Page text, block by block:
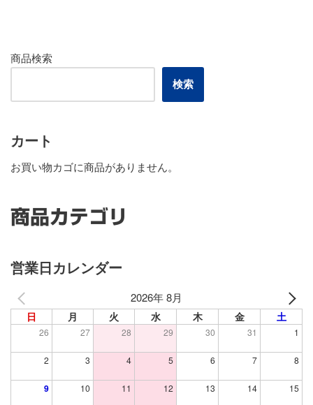
商品検索
検索
カート
お買い物カゴに商品がありません。
商品カテゴリ
営業日カレンダー
2026年 8月
日 月 火 水 木 金 土
26 27 28 29 30 31 1
2 3 4 5 6 7 8
9 10 11 12 13 14 15